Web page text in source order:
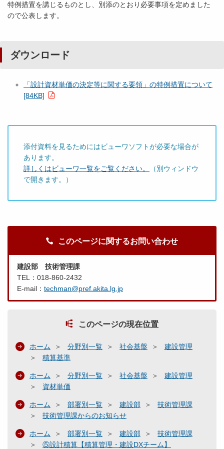
特例措置を講じるものとし、別添のとおり必要事項を定めました
ので公表します。
ダウンロード
「設計資材単価の決定等に関する要領」の特例措置について
[84KB]
添付資料を見るためにはビューワソフトが必要な場合が
あります。
詳しくはビューワ一覧をご覧ください。
（別ウィンドウ
で開きます。）
このページに関するお問い合わせ
建設部 技術管理課
TEL：018-860-2432
E-mail： techman@pref.akita.lg.jp
このページの現在位置
ホーム 分野別一覧 社会基盤
建設管理
積算基準
ホーム 分野別一覧 社会基盤
建設管理
資材単価
ホーム 部署別一覧 建設部
技術管理課
技術管理課からのお知らせ
ホーム 部署別一覧 建設部
技術管理課
⑤設計積算【積算管理・建設DXチーム】